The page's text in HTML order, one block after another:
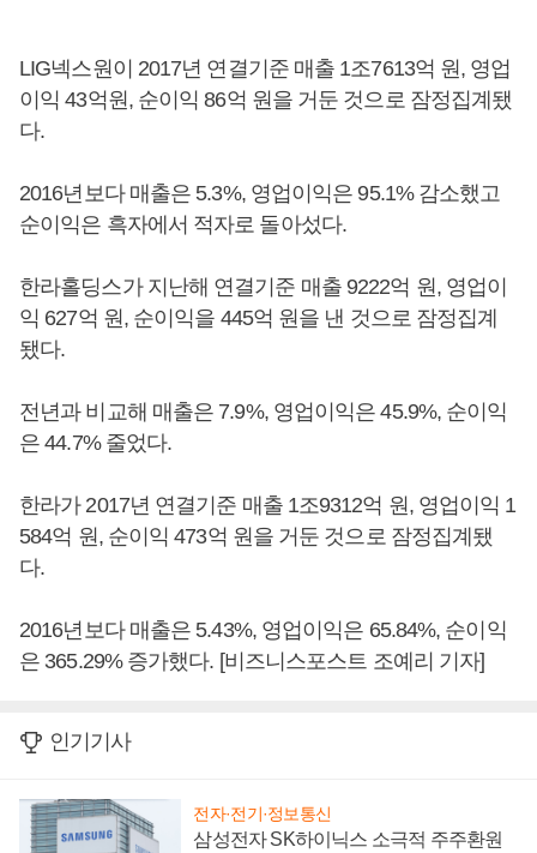
LIG넥스원이 2017년 연결기준 매출 1조7613억 원, 영업
이익 43억원, 순이익 86억 원을 거둔 것으로 잠정집계됐
다.
2016년보다 매출은 5.3%, 영업이익은 95.1% 감소했고
순이익은 흑자에서 적자로 돌아섰다.
한라홀딩스가 지난해 연결기준 매출 9222억 원, 영업이
익 627억 원, 순이익을 445억 원을 낸 것으로 잠정집계
됐다.
전년과 비교해 매출은 7.9%, 영업이익은 45.9%, 순이익
은 44.7% 줄었다.
한라가 2017년 연결기준 매출 1조9312억 원, 영업이익 1
584억 원, 순이익 473억 원을 거둔 것으로 잠정집계됐
다.
2016년보다 매출은 5.43%, 영업이익은 65.84%, 순이익
은 365.29% 증가했다. [비즈니스포스트 조예리 기자]
인기기사
전자·전기·정보통신
삼성전자 SK하이닉스 소극적 주주환원